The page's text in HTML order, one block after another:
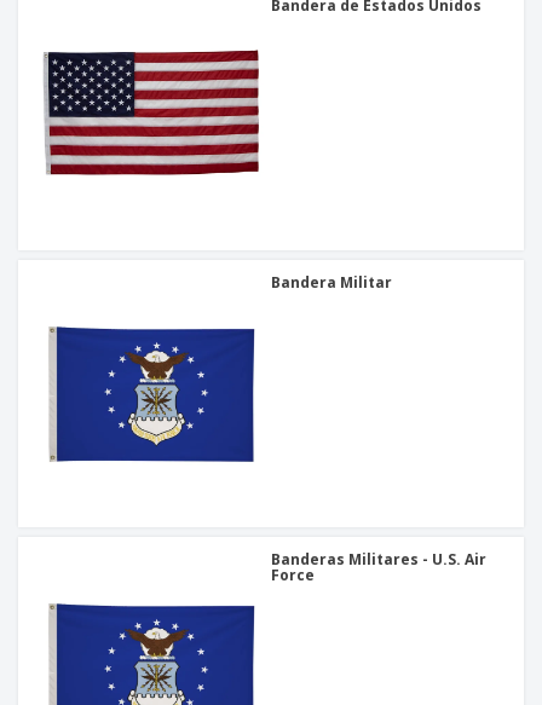
Bandera de Estados Unidos
Bandera Militar
Banderas Militares - U.S. Air
Force